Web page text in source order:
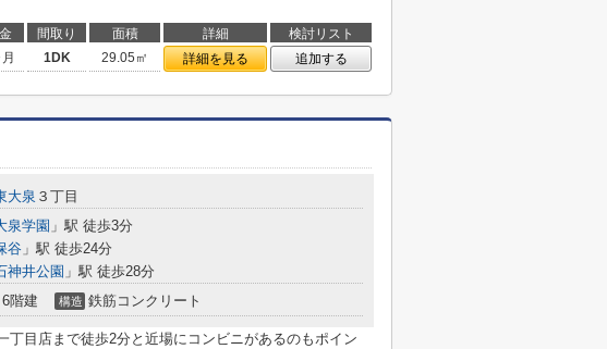
間取り 面積 詳細
検討リスト
1DK 29.05㎡ 詳細を見る 追加する
大泉 ３丁目
泉学園 」駅 徒歩3分
谷 」駅 徒歩24分
神井公園 」駅 徒歩28分
6階建 構造 鉄筋コンクリート
丁目店まで徒歩2分と近場にコンビニがあるのもポイン